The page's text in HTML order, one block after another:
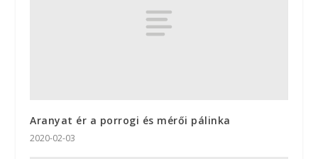
Aranyat ér a porrogi és mérői pálinka
2020-02-03